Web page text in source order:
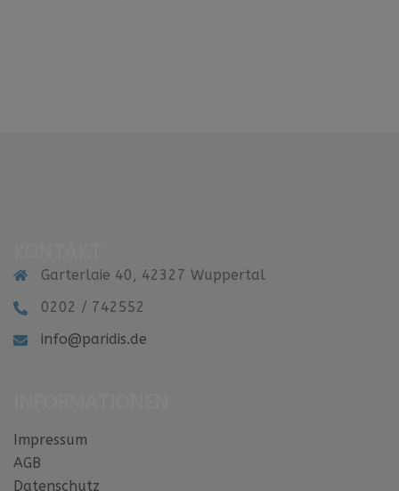
Garterlaie 40, 42327 Wuppertal
0202 / 742552
info@paridis.de
Impressum
AGB
Datenschutz